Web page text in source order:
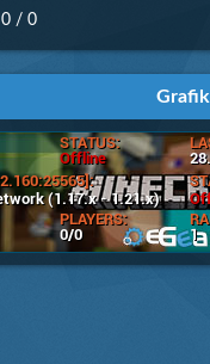
0 / 0
Grafik